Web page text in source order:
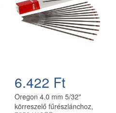
6.422 Ft
Oregon 4.0 mm 5/32"
körreszelő fűrészlánchoz,